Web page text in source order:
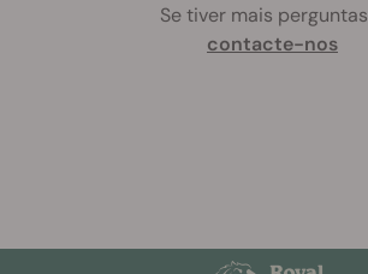
Se tiver mais perguntas
contacte-nos